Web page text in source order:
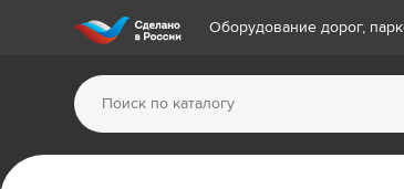
Оборудование дорог,